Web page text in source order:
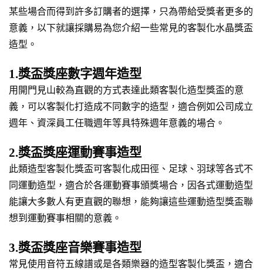
某些場合而得到許多訂購者的選擇，只為帶給受獎者更多的
意義，以下就讓採購易為您介紹一些常見的客製化水晶獎盃
造型。
1.獎盃獎座數字週年造型
用開門見山較為直觀的方式表達此類客製化造型獎盃的意
義，可以客製化打造成不同數字的造型，適合例如公司成立
週年、資深員工任職週年等具特殊週年意義的場合。
2.獎盃獎座運動賽事造型
此類造型客製化獎盃可客製化成田徑、足球、羽球等各式不
同運動造型，適合於各運動賽事頒獎場合，因各式運動造型
能讓大多數人有更直觀的聯想，能夠讓這些運動造型獎盃聯
想到運動賽事相關的意義。
3.獎盃獎座音樂賽事造型
常見使用音符五線譜或是各類樂器的造型客製化獎盃，適合